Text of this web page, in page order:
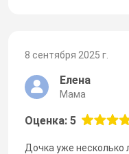
8 сентября 2025 г.
Елена
Мама
Оценка: 5
Дочка уже несколько